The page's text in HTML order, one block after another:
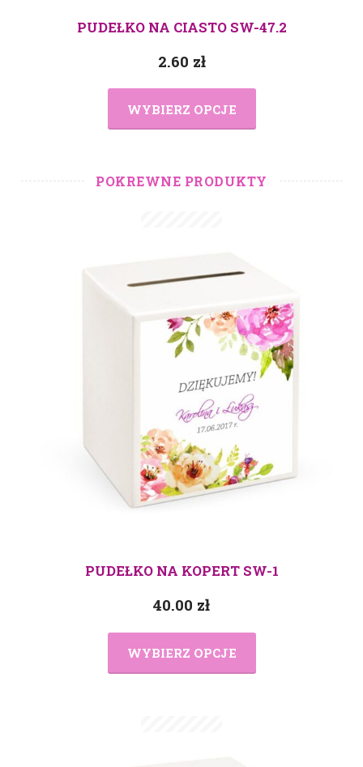
PUDEŁKO NA CIASTO SW-47.2
2.60 zł
WYBIERZ OPCJE
POKREWNE PRODUKTY
PUDEŁKO NA KOPERT SW-1
40.00 zł
WYBIERZ OPCJE